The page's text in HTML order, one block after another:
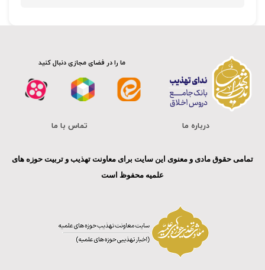
ما را در فضای مجازی دنبال کنید
درباره ما تماس با ما
تمامی حقوق مادی و معنوی این سایت برای معاونت تهذیب و تربیت حوزه های
علمیه محفوظ است